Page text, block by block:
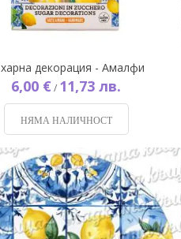
декорация - Амалфи
6,00 € / 11,73 лв.
НЯМА НАЛИЧНОСТ